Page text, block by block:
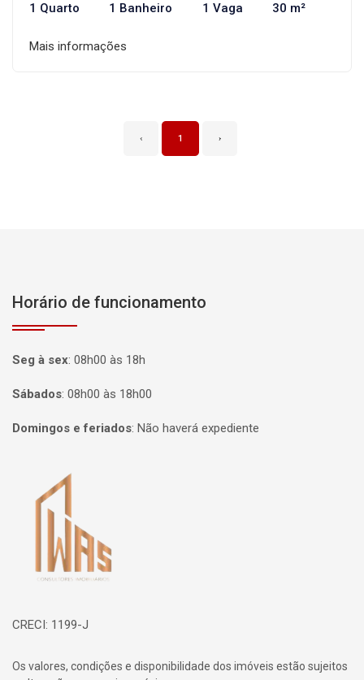
1 Quarto 1 Banheiro 1 Vaga 30 m²
Mais informações
‹ 1 ›
Horário de funcionamento
Seg à sex: 08h00 às 18h
Sábados: 08h00 às 18h00
Domingos e feriados: Não haverá expediente
Página inicial
CRECI: 1199-J
Os valores, condições e disponibilidade dos imóveis estão sujeitos